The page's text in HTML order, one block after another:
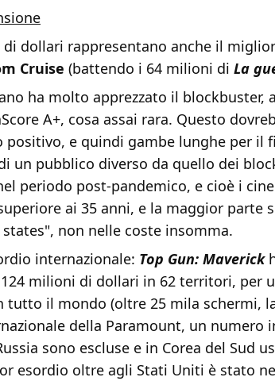
dollari rappresentano anche il
Cruise (battendo i 64 milioni di La
ha molto apprezzato il blockbuster,
A+, cosa assai rara. Questo
positivo, e quindi gambe lunghe per il
un pubblico diverso da quello dei
periodo post-pandemico, e cioè i
ai 35 anni, e la maggior parte
non nelle coste insomma.
internazionale: Top Gun: Maverick
milioni di dollari in 62 territori, per
il mondo (oltre 25 mila schermi,
della Paramount, un numero
sono escluse e in Corea del Sud
esordio oltre agli Stati Uniti è stato